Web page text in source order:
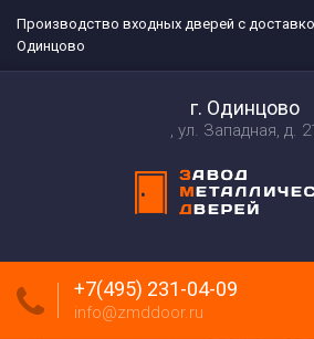
Производство входных дверей с
Одинцово
г. Одинцово
ул. Западная, д.
+7(495) 231-04-09
info@zmddoor.ru